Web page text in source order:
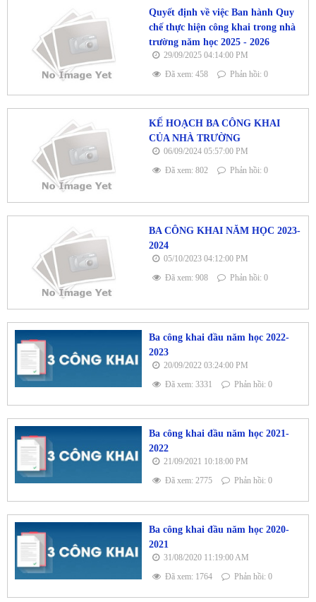
Quyết định về việc Ban hành Quy
chế thực hiện công khai trong nhà
trường năm học 2025 - 2026
29/09/2025 04:14:00 PM
Đã xem: 458
Phản hồi: 0
KẾ HOẠCH BA CÔNG KHAI
CỦA NHÀ TRƯỜNG
06/09/2024 05:57:00 PM
Đã xem: 802
Phản hồi: 0
BA CÔNG KHAI NĂM HỌC 2023-
2024
05/10/2023 04:12:00 PM
Đã xem: 908
Phản hồi: 0
Ba công khai đầu năm học 2022-
2023
20/09/2022 03:24:00 PM
Đã xem: 3331
Phản hồi: 0
Ba công khai đầu năm học 2021-
2022
21/09/2021 10:18:00 PM
Đã xem: 2775
Phản hồi: 0
Ba công khai đầu năm học 2020-
2021
31/08/2020 11:19:00 AM
Đã xem: 1764
Phản hồi: 0